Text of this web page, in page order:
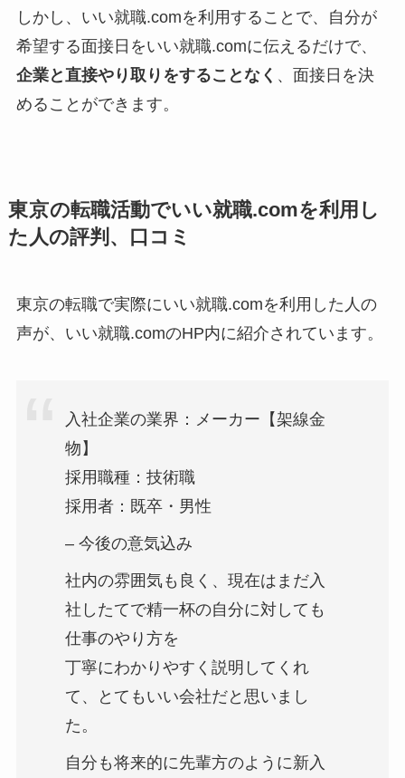
しかし、いい就職.comを利用することで、自分が
希望する面接日をいい就職.comに伝えるだけで、
企業と直接やり取りをすることなく 、面接日を決
めることができます。
東京の転職活動でいい就職.comを利用し
た人の評判、口コミ
東京の転職で実際にいい就職.comを利用した人の
声が、いい就職.comのHP内に紹介されています。
入社企業の業界：メーカー【架線金
物】
採用職種：技術職
採用者：既卒・男性
– 今後の意気込み
社内の雰囲気も良く、現在はまだ入
社したてで精一杯の自分に対しても
仕事のやり方を
丁寧にわかりやすく説明してくれ
て、とてもいい会社だと思いまし
た。
自分も将来的に先輩方のように新入